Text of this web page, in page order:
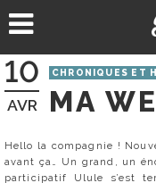
au
10
AVR
CHRONIQUES ET
MA
Hello la compagnie !
avant ça… Un grand, un
participatif Ulule s’est